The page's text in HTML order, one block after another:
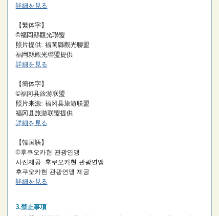
詳細を見る
【繁体字】
©福岡縣觀光聯盟
照片提供: 福岡縣觀光聯盟
福岡縣觀光聯盟提供
詳細を見る
【簡体字】
©福冈县旅游联盟
照片来源: 福冈县旅游联盟
福冈县旅游联盟提供
詳細を見る
【韓国語】
©후쿠오카현 관광연맹
사진제공: 후쿠오카현 관광연맹
후쿠오카현 관광연맹 제공
詳細を見る
禁止事項